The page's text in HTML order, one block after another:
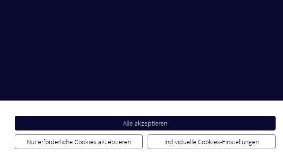
Alle akzeptieren
Nur erforderliche Cookies akzeptieren Individuelle Cookies-Einstellungen